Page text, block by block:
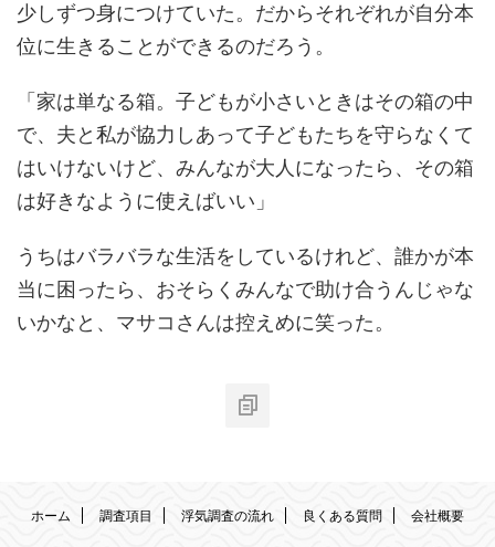
少しずつ身につけていた。だからそれぞれが自分本
位に生きることができるのだろう。
「家は単なる箱。子どもが小さいときはその箱の中
で、夫と私が協力しあって子どもたちを守らなくて
はいけないけど、みんなが大人になったら、その箱
は好きなように使えばいい」
うちはバラバラな生活をしているけれど、誰かが本
当に困ったら、おそらくみんなで助け合うんじゃな
いかなと、マサコさんは控えめに笑った。
ホーム 調査項目 浮気調査の流れ 良くある質問 会社概要